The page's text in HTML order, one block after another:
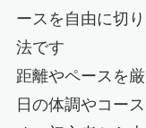
ースを自由に切
法です
距離やペースを
日の体調やコー